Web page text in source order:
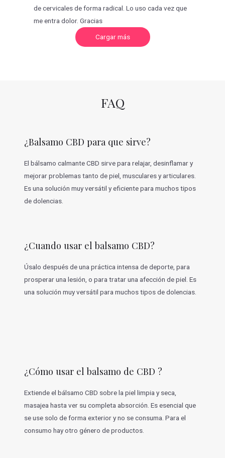
de cervicales de forma radical. Lo uso cada vez que
me entra dolor. Gracias
Cargar másC
r
i
o
e
s
FAQ
¿Balsamo CBD para que sirve?
El bálsamo calmante CBD sirve para relajar, desinflamar y
mejorar problemas tanto de piel, musculares y articulares.
Es una solución muy versátil y eficiente para muchos tipos
de dolencias.
¿Cuando usar el balsamo CBD?
Úsalo después de una práctica intensa de deporte, para
prosperar una lesión, o para tratar una afección de piel. Es
una solución muy versátil para muchos tipos de dolencias.
¿Cómo usar el balsamo de CBD ?
Extiende el bálsamo CBD sobre la piel limpia y seca,
masajea hasta ver su completa absorción. Es esencial que
se use solo de forma exterior y no se consuma. Para el
consumo hay otro género de productos.